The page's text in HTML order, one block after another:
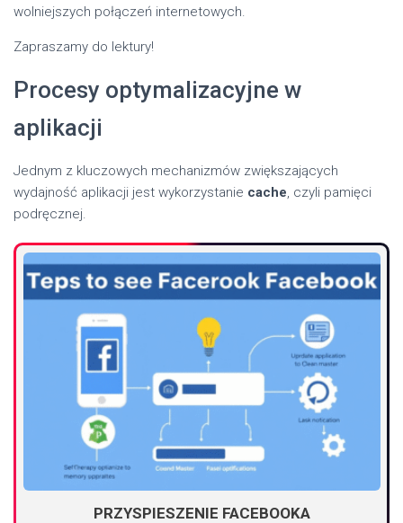
wolniejszych połączeń internetowych.
Zapraszamy do lektury!
Procesy optymalizacyjne w
aplikacji
Jednym z kluczowych mechanizmów zwiększających
wydajność aplikacji jest wykorzystanie cache, czyli pamięci
podręcznej.
PRZYSPIESZENIE FACEBOOKA